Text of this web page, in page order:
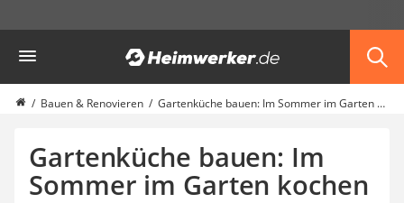
Haus & Bau
Außenleuchte mit Kamera
Ozongenerator
Smart-Home-Rauchmelder
Schlüsseltresor
Überwachungskameras außen
Bauen & Renovieren Gartenküche bauen: Im Sommer im Garten kochen
Gartenküche bauen: Im
Sommer im Garten kochen